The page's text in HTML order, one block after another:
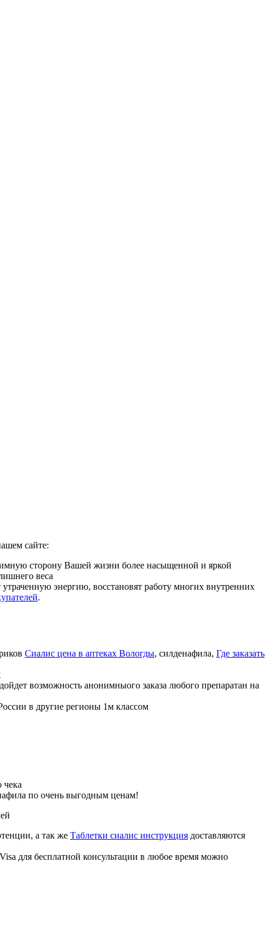
сайте:
сторону Вашей жизни более насыщенной и яркой
веса
энергию, восстановят работу многих внутренних
.
Сиалис цена в аптеках Вологды, силденафила, Где заказать
возможность анонимныого заказа любого препаратан на
в другие регионы 1м классом
по очень выгодным ценам!
а так же Таблетки сиалис инструкция доставляются
для бесплатной консультации в любое время можно